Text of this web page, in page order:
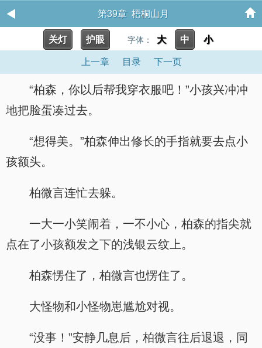
第39章 梧桐山月
关灯 护眼 字体： 大 中 小
上一章 目录 下一页
“柏森，你以后帮我穿衣服吧！”小孩兴冲冲
地把脸蛋凑过去。
“想得美。”柏森伸出修长的手指就要去点小
孩额头。
柏微言连忙去躲。
一大一小笑闹着，一不小心，柏森的指尖就
点在了小孩额发之下的浅银云纹上。
柏森愣住了，柏微言也愣住了。
大怪物和小怪物崽尴尬对视。
“没事！”安静几息后，柏微言往后退退，同